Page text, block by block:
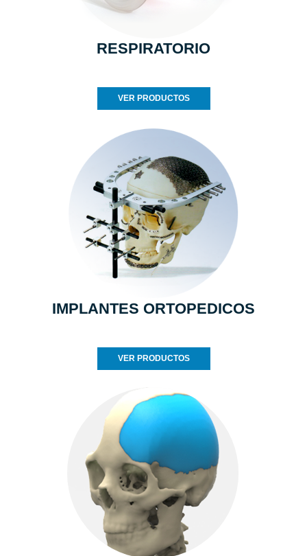
RESPIRATORIO
VER PRODUCTOS
IMPLANTES ORTOPEDICOS
VER PRODUCTOS